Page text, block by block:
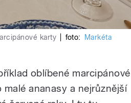
karty foto:
Markéta
oblíbené marcipánové
ananasy a nejrůznější